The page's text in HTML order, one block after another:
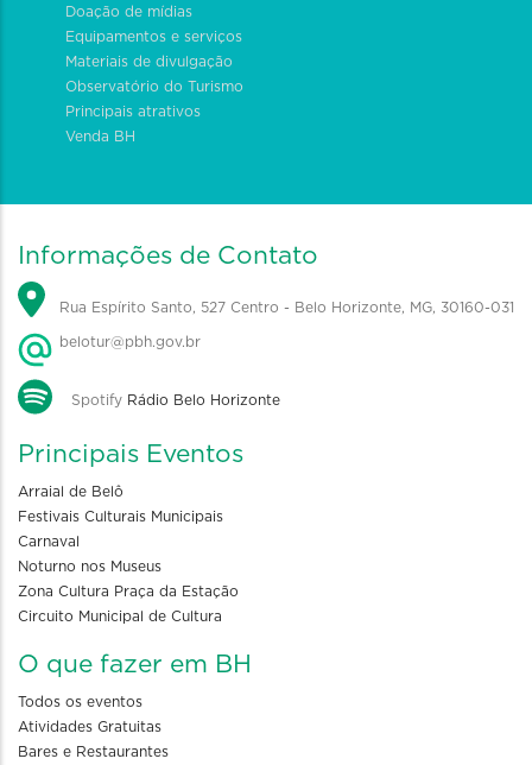
Doação de mídias
Equipamentos e serviços
Materiais de divulgação
Observatório do Turismo
Principais atrativos
Venda BH
Informações de Contato
Rua Espírito Santo, 527 Centro - Belo Horizonte, MG, 30160-031
belotur@pbh.gov.br
Spotify Rádio Belo Horizonte
Principais Eventos
Arraial de Belô
Festivais Culturais Municipais
Carnaval
Noturno nos Museus
Zona Cultura Praça da Estação
Circuito Municipal de Cultura
O que fazer em BH
Todos os eventos
Atividades Gratuitas
Bares e Restaurantes